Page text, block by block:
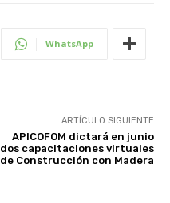
WhatsApp
ARTÍCULO SIGUIENTE
APICOFOM dictará en junio
dos capacitaciones virtuales
de Construcción con Madera